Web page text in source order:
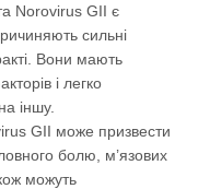
Norovirus GII є
сильні
Вони мають
і легко
іншу.
GII може призвести
болю, м’язових
можуть